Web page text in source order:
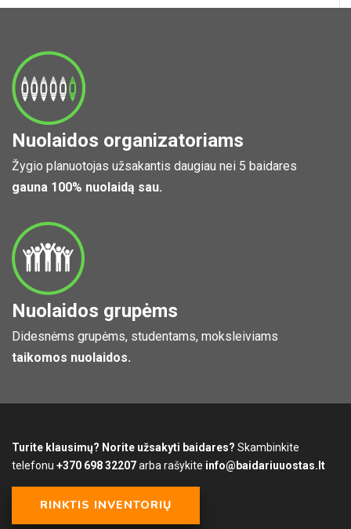
Nuolaidos organizatoriams
Žygio planuotojas užsakantis daugiau nei 5 baidares
gauna 100% nuolaidą sau.
Nuolaidos grupėms
Didesnėms grupėms, studentams, moksleiviams
taikomos nuolaidos.
Turite klausimų? Norite užsakyti baidares? Skambinkite
telefonu +370 698 32207arba rašykite info@baidariuuostas.lt
RINKTIS INVENTORIŲ